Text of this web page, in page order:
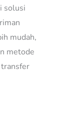
solusi
mudah,
metode